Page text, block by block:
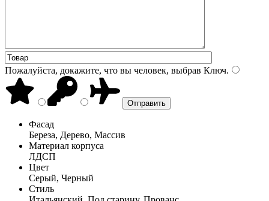
Пожалуйста, докажите, что вы человек, выбрав Ключ.
Фасад
Береза, Дерево, Массив
Материал корпуса
ЛДСП
Цвет
Серый, Черный
Стиль